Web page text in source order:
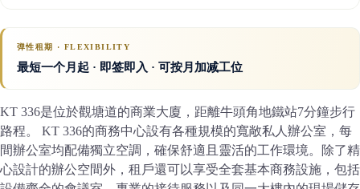
弹性租期 · FLEXIBILITY
最短一个月起 · 即签即入 · 可按月加减工位
KT 336是位於觀塘道的商業大廈，距離牛頭角地鐵站7分鐘步行
路程。 KT 336的商務中心設有各種規模的寬敞私人辦公室，每
間辦公室均配備獨立空調，確保舒適且靈活的工作環境。除了精
心設計的辦公空間外，租戶還可以享受全套基本商務設施，包括